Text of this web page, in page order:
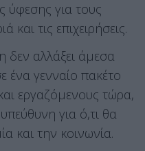
ύφεσης για τους
και τις επιχειρήσεις.
αλλάξει άμεσα
ένα γενναίο πακέτο
εργαζόμενους τώρα,
για ό,τι θα
και την κοινωνία.